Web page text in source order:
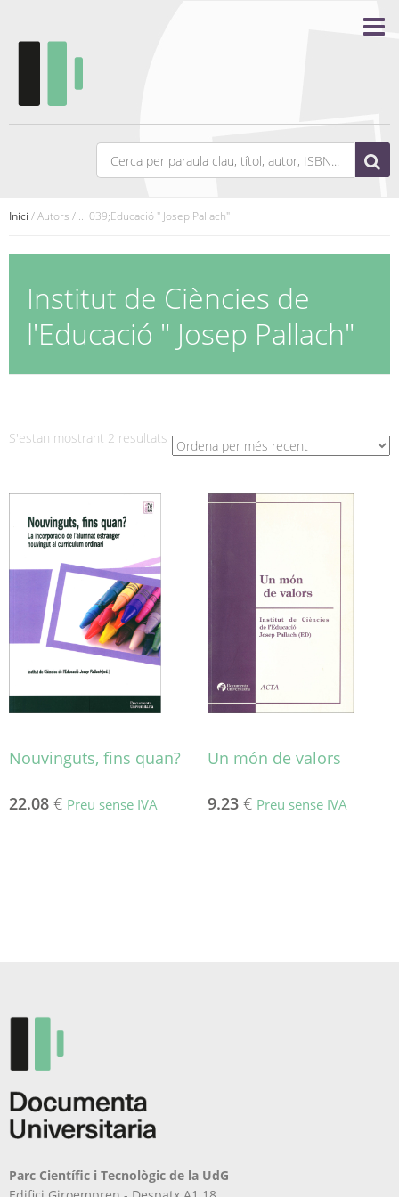
Inici / Autors / ... 039;Educació " Josep Pallach"
Institut de Ciències de
l'Educació " Josep Pallach"
S'estan mostrant 2 resultats Ordenat
per
Nouvinguts, fins quan?
22.08 € Preu sense IVA
Un món de valors
9.23 € Preu sense IVA
Parc Científic i Tecnològic de la UdG